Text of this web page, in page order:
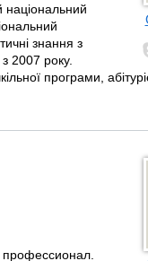
національний
знання з
2007 року.
програми,